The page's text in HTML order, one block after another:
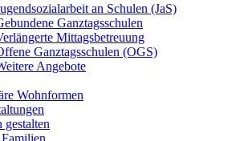
an Schulen (JaS)
Ganztagsschulen
Mittagsbetreuung
Ganztagsschulen (OGS)
Angebote
Wohnformen
gestalten